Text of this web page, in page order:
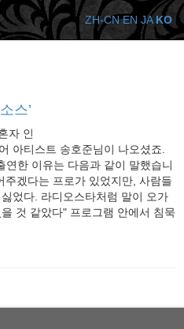
스’
자 인
아티스트 송호준님이 나오셨죠.
한 이유는 다음과 같이 말했습니
겠다는 프로가 있었지만, 사람들
었다. 라디오스타처럼 말이 오가
것 같았다" 프로그램 안에서 침묵
ZH-CN EN JA KO